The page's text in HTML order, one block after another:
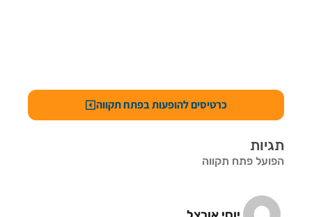
כרטיסים להופעות בפתח תקווה
תגיות
הפועל פתח תקווה